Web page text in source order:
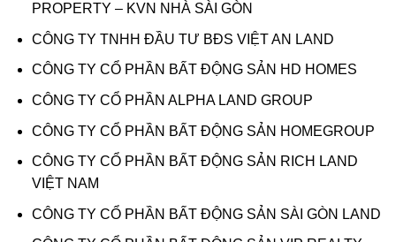
PROPERTY – KVN NHÀ SÀI GÒN
CÔNG TY TNHH ĐẦU TƯ BĐS VIỆT AN LAND
CÔNG TY CỔ PHẦN BẤT ĐỘNG SẢN HD HOMES
CÔNG TY CỔ PHẦN ALPHA LAND GROUP
CÔNG TY CỔ PHẦN BẤT ĐỘNG SẢN HOMEGROUP
CÔNG TY CỔ PHẦN BẤT ĐỘNG SẢN RICH LAND
VIỆT NAM
CÔNG TY CỔ PHẦN BẤT ĐỘNG SẢN SÀI GÒN LAND